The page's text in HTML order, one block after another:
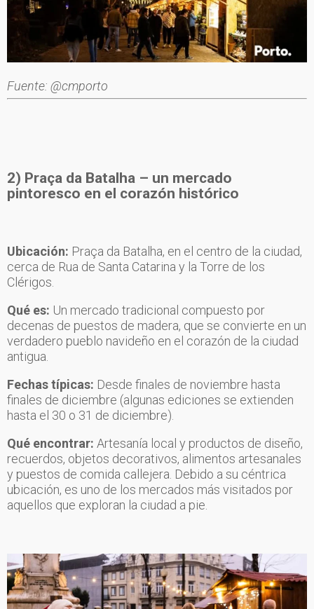
Fuente: @cmporto
2) Praça da Batalha – un mercado
pintoresco en el corazón histórico
Ubicación: Praça da Batalha, en el centro de la ciudad,
cerca de Rua de Santa Catarina y la Torre de los
Clérigos.
Qué es: Un mercado tradicional compuesto por
decenas de puestos de madera, que se convierte en un
verdadero pueblo navideño en el corazón de la ciudad
antigua.
Fechas típicas: Desde finales de noviembre hasta
finales de diciembre (algunas ediciones se extienden
hasta el 30 o 31 de diciembre).
Qué encontrar: Artesanía local y productos de diseño,
recuerdos, objetos decorativos, alimentos artesanales
y puestos de comida callejera. Debido a su céntrica
ubicación, es uno de los mercados más visitados por
aquellos que exploran la ciudad a pie.